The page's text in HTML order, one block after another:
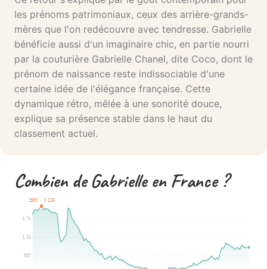
les prénoms patrimoniaux, ceux des arrière-grands-
mères que l'on redécouvre avec tendresse. Gabrielle
bénéficie aussi d'un imaginaire chic, en partie nourri
par la couturière Gabrielle Chanel, dite Coco, dont le
prénom de naissance reste indissociable d'une
certaine idée de l'élégance française. Cette
dynamique rétro, mêlée à une sonorité douce,
explique sa présence stable dans le haut du
classement actuel.
Combien de Gabrielle en France ?
557
1.1k
1.7k
1905 · 2 226